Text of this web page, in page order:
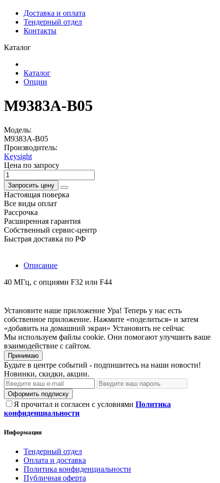
Доставка и оплата
Тендерный отдел
Контакты
Каталог
Каталог
Опции
M9383A-B05
Модель:
M9383A-B05
Производитель:
Keysight
Цена по запросу
Запросить цену
Настоящая поверка
Все виды оплат
Рассрочка
Расширенная гарантия
Собственный сервис-центр
Быстрая доставка по РФ
Описание
40 МГц, с опциями F32 или F44
Установите наше приложение Ура! Теперь у нас есть
собственное приложение. Нажмите «поделиться» и затем
«добавить на домашний экран» Установить не сейчас
Мы используем файлы cookie. Они помогают улучшить ваше
взаимодействие с сайтом.
Принимаю
Будьте в центре событий - подпишитесь на наши новости!
Новинки, скидки, акции.
Оформить подписку
Я прочитал и согласен с условиями Политика
конфиденциальности
Информация
Тендерный отдел
Оплата и доставка
Политика конфиденциальности
Публичная оферта